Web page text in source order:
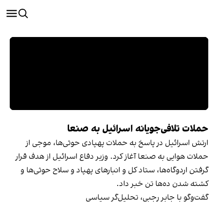
حملات تلافی‌جویانه اسرائیل به صنعا
ارتش اسرائیل در پاسخ به حملات پهپادی حوثی‌ها، موجی از
حملات هوایی به صنعا آغاز کرد. وزیر دفاع اسرائیل از هدف قرار
گرفتن اردوگاه‌ها، ستاد کل و انبارهای پهپاد و سلاح حوثی‌ها و
کشته شدن ده‌ها تن خبر داد.
گفت‌‌وگو با جابر رجبی، تحلیل‌گر سیاسی